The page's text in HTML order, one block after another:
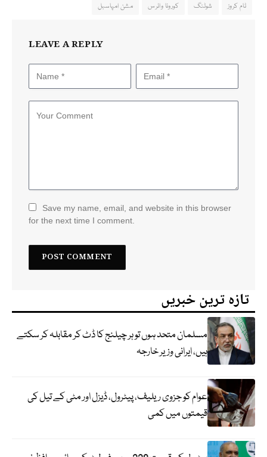
ٹام کروز شوٹنگ کورونا وائرس مشن امپاسبل
LEAVE A REPLY
Save my name, email, and website in this browser
for the next time I comment.
تازہ ترین خبریں
مسلمان متحد ہوں تو ہر چیلنج کا ڈٹ کر مقابلہ کر سکتے
ہیں، ایرانی وزیر خارجہ
عوام کو جزوی ریلیف، پیٹرول، ڈیزل اور مٹی کے تیل کی
قیمتوں میں کمی